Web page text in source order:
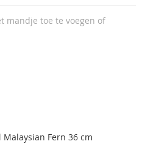
mandje toe te voegen of
Fern 36 cm